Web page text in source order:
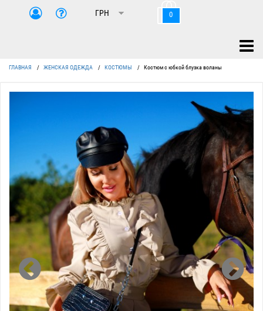
0
ГЛАВНАЯ / ЖЕНСКАЯ ОДЕЖДА / КОСТЮМЫ / Костюм с юбкой блузка воланы